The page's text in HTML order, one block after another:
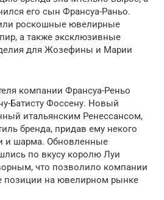
его сын Франсуа-Раньо.
роскошные ювелирные
а также эксклюзивные
для Жозефины и Марии
компании Франсуа-Реньо
Батисту Фоссену. Новый
итальянским Ренессансом,
бренда, придав ему некого
и шарма. Обновленные
по вкусу королю Луи
что позволило компании
позиции на ювелирном рынке